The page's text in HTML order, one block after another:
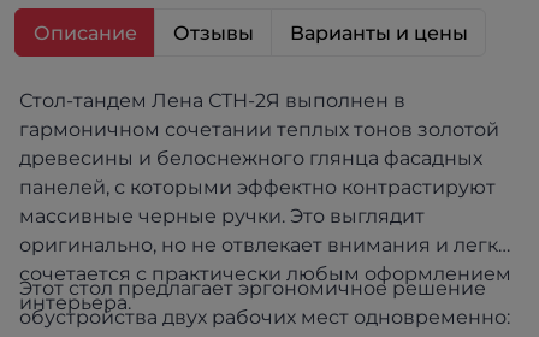
Описание Отзывы Варианты и цены
Стол-тандем Лена СТН-2Я выполнен в
гармоничном сочетании теплых тонов золотой
древесины и белоснежного глянца фасадных
панелей, с которыми эффектно контрастируют
массивные черные ручки. Это выглядит
оригинально, но не отвлекает внимания и легко
сочетается с практически любым оформлением
интерьера.
Этот стол предлагает эргономичное решение
обустройства двух рабочих мест одновременно: